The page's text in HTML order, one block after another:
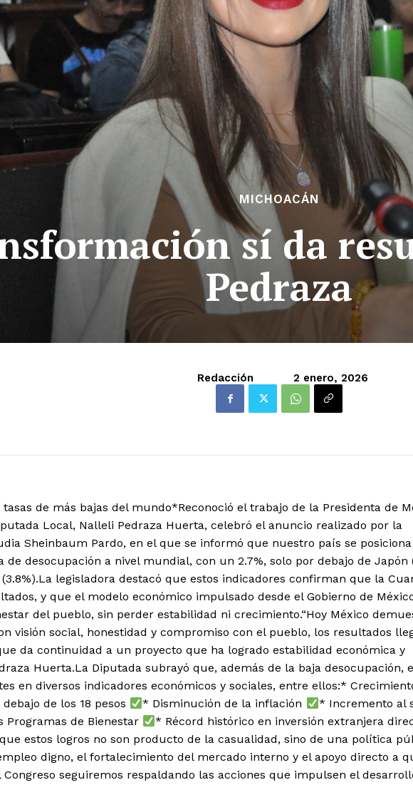
MICHOACÁN
sí da
Pedraza
Redacción 2 enero, 2026
de más bajas del mundo*Reconoció el trabajo de la Presidenta de
Local, Nalleli Pedraza Huerta, celebró el anuncio realizado por la
Sheinbaum Pardo, en el que se informó que nuestro país se
de desocupación a nivel mundial, con un 2.7%, solo por debajo de Japón
legisladora destacó que estos indicadores confirman que la
y que el modelo económico impulsado desde el Gobierno de
del pueblo, sin perder estabilidad ni crecimiento.“Hoy México
visión social, honestidad y compromiso con el pueblo, los resultados
da continuidad a un proyecto que ha logrado estabilidad económica y
Huerta.La Diputada subrayó que, además de la baja desocupación,
en diversos indicadores económicos y sociales, entre ellos:*
de los 18 pesos * Disminución de la inflación
* Incremento al
Programas de Bienestar
* Récord histórico en inversión extranjera
estos logros no son producto de la casualidad, sino de una política
digno, el fortalecimiento del mercado interno y el apoyo directo a
Congreso seguiremos respaldando las acciones que impulsen el